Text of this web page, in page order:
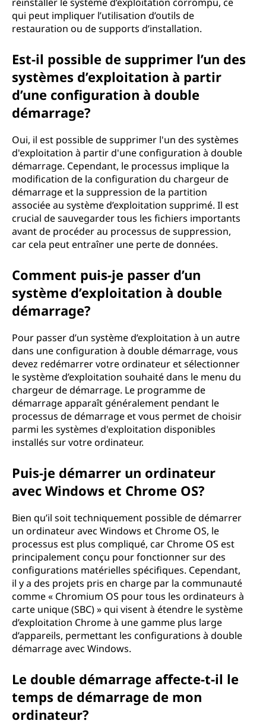
qui peut impliquer l’utilisation d’outils de
restauration ou de supports d’installation.
Est-il possible de supprimer l’un des
systèmes d’exploitation à partir
d’une configuration à double
démarrage?
Oui, il est possible de supprimer l'un des systèmes
d'exploitation à partir d'une configuration à double
démarrage. Cependant, le processus implique la
modification de la configuration du chargeur de
démarrage et la suppression de la partition
associée au système d’exploitation supprimé. Il est
crucial de sauvegarder tous les fichiers importants
avant de procéder au processus de suppression,
car cela peut entraîner une perte de données.
Comment puis-je passer d’un
système d’exploitation à double
démarrage?
Pour passer d’un système d’exploitation à un autre
dans une configuration à double démarrage, vous
devez redémarrer votre ordinateur et sélectionner
le système d’exploitation souhaité dans le menu du
chargeur de démarrage. Le programme de
démarrage apparaît généralement pendant le
processus de démarrage et vous permet de choisir
parmi les systèmes d'exploitation disponibles
installés sur votre ordinateur.
Puis-je démarrer un ordinateur
avec Windows et Chrome OS?
Bien qu’il soit techniquement possible de démarrer
un ordinateur avec Windows et Chrome OS, le
processus est plus compliqué, car Chrome OS est
principalement conçu pour fonctionner sur des
configurations matérielles spécifiques. Cependant,
il y a des projets pris en charge par la communauté
comme « Chromium OS pour tous les ordinateurs à
carte unique (SBC) » qui visent à étendre le système
d’exploitation Chrome à une gamme plus large
d’appareils, permettant les configurations à double
démarrage avec Windows.
Le double démarrage affecte-t-il le
temps de démarrage de mon
ordinateur?